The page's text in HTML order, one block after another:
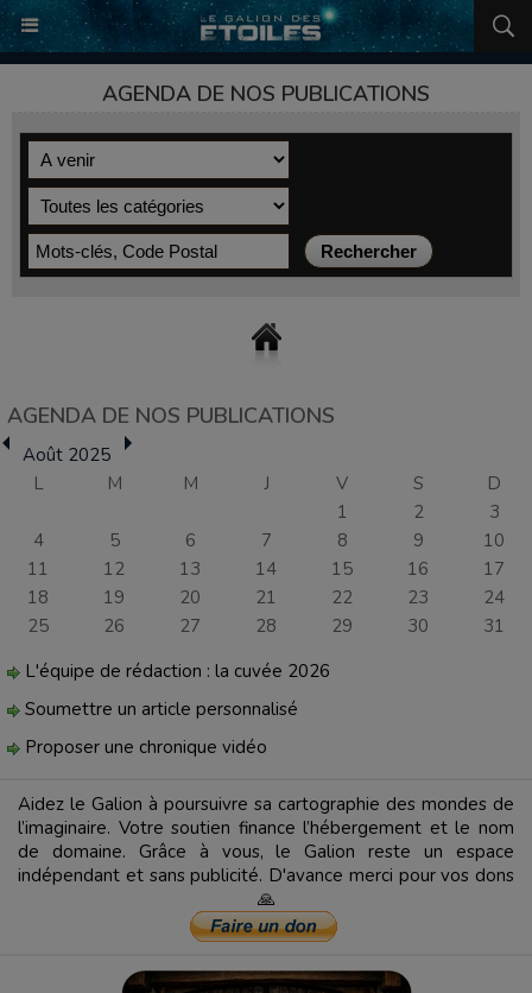
AGENDA DE NOS PUBLICATIONS
AGENDA DE NOS PUBLICATIONS
Août 2025
L
M M J V S
D
1
2
3
4
5 6 7 8 9
10
11
12 13 14 15 16
17
18
19 20 21 22 23
24
25
26 27 28 29 30
31
L'équipe de rédaction : la cuvée 2026
Soumettre un article personnalisé
Proposer une chronique vidéo
Aidez le Galion à poursuivre sa cartographie des mondes de
l’imaginaire. Votre soutien finance l’hébergement et le nom
de domaine. Grâce à vous, le Galion reste un espace
indépendant et sans publicité. D'avance merci pour vos dons
🙏